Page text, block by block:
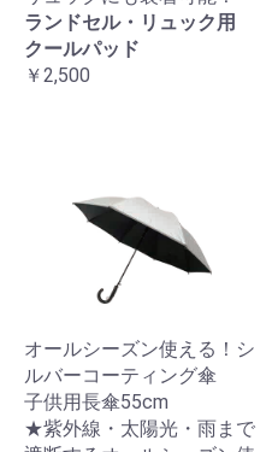
ランドセル・リュック用
クールパッド
￥2,500
オールシーズン使える！シ
ルバーコーティング傘
子供用長傘55cm
★紫外線・太陽光・雨まで